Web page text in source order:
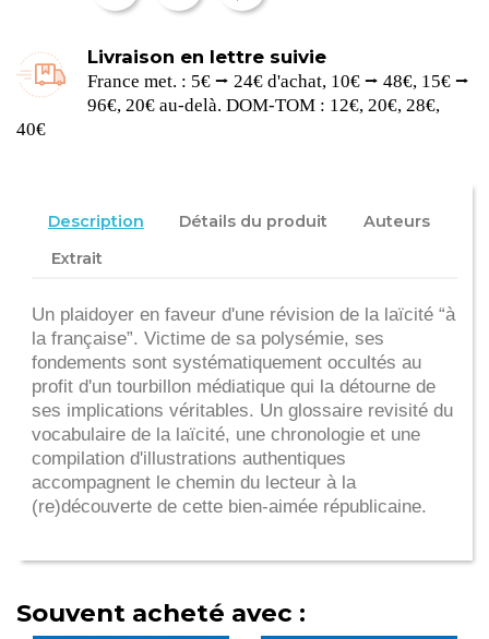
Livraison en lettre suivie
France met. : 5€ ⭢ 24€ d'achat, 10€ ⭢ 48€, 15€ ⭢
96€, 20€ au-delà. DOM-TOM : 12€, 20€, 28€,
40€
Description Détails du produit
Auteurs
Extrait
Un plaidoyer en faveur d'une révision de la laïcité “à
la française”. Victime de sa polysémie, ses
fondements sont systématiquement occultés au
profit d'un tourbillon médiatique qui la détourne de
ses implications véritables. Un glossaire revisité du
vocabulaire de la laïcité, une chronologie et une
compilation d'illustrations authentiques
accompagnent le chemin du lecteur à la
(re)découverte de cette bien-aimée républicaine.
Souvent acheté avec :